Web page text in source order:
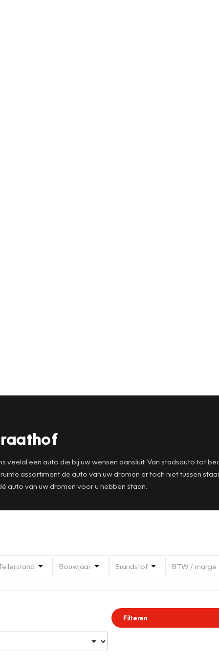
een auto die bij uw wensen aansluit. Van stadsauto tot
assortiment de auto van uw dromen er toch niet tussen
auto van uw dromen voor u hebben staan.
Bouwjaar Brandstof BTW / marge
Filteren